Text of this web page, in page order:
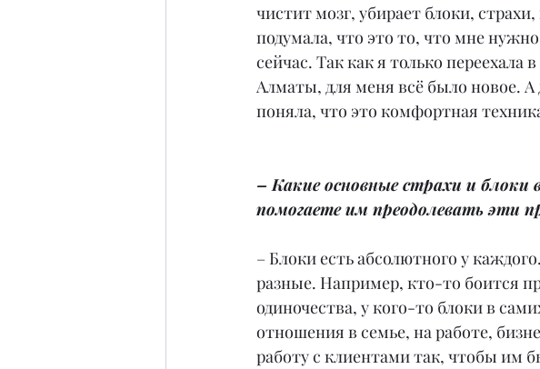
чистит мозг, убирает блоки, страхи,
подумала, что это то, что мне нужно
сейчас. Так как я только переехала в
Алматы, для меня всё было новое. А
поняла, что это комфортная
– Какие основные страхи и блоки
помогаете им преодолевать эти
– Блоки есть абсолютного у
разные. Например, кто-то боится
одиночества, у кого-то блоки в
отношения в семье, на работе,
работу с клиентами так, чтобы им